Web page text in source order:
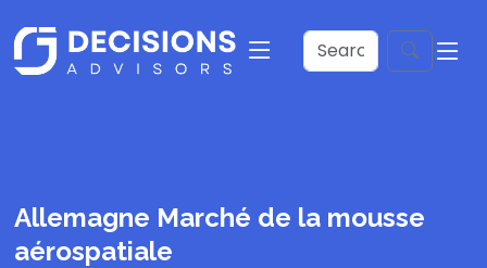
Allemagne Marché de la mousse
aérospatiale